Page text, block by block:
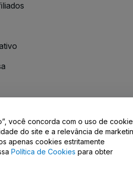
/ Fale Conosco
você concorda com o uso de
do site e a relevância de
apenas cookies estritamente
Política de Cookies para obter